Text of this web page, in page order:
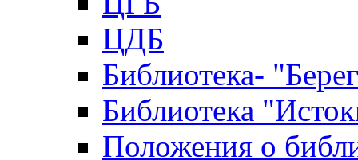
ЦДБ
Библиотека-
Библиотека
Положения о